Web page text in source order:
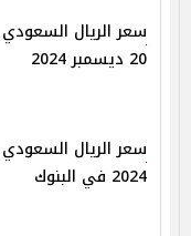
سعر الريال
20 ديسمبر 2024
2024 في البنوك